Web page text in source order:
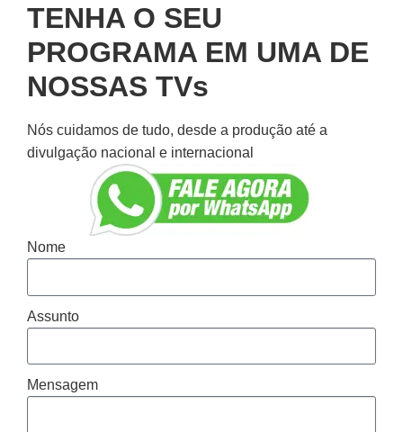
TENHA O SEU
PROGRAMA EM UMA DE
NOSSAS TVs
Nós cuidamos de tudo, desde a produção até a
divulgação nacional e internacional
Nome
Assunto
Mensagem